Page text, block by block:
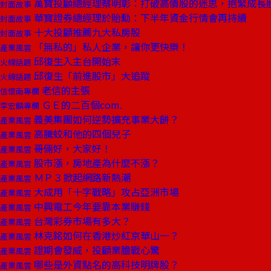
封面故事 萬寶投顧總經理蔡明彰：打破高價股的迷思，抱緊成長
封面故事 華寶證券總經理於貽勳：下半年資金行情會再持續
封面故事 十大投顧推薦九大私房股
產業風雲 「無私的」私人企業，讓你更快樂！
火線話題 邱復生入主台開始末
火線話題 邱復生「前進股市」大追蹤
信懷南專欄 老信的主張
李宏麟專欄 ＧＥ的二百個com.
產業風雲 義美集團如何逆勢擴充事業大餅？
產業風雲 高騰蛟和他的四個兒子
產業風雲 哥倆好，大家好！
產業風雲 股市漲，房地產為什麼不漲？
產業風雲 ＭＰ３掀起網路新熱潮
產業風雲 大成用「十字戰略」攻占亞洲市場
產業風雲 中興電工今年要靠本業賺錢
產業風雲 台灣彩券市場有多大？
產業風雲 林克銘如何在香港炒紅京華山一？
產業風雲 證期會發威，投顧業膽戰心驚
產業風雲 哪些是外資點名的高科技明牌股？